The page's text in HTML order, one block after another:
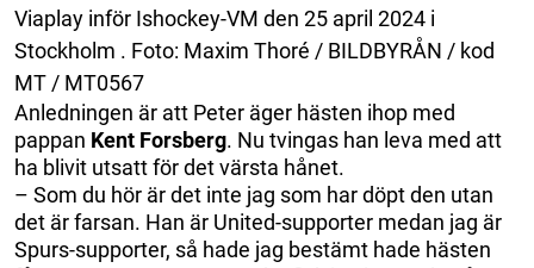
Viaplay inför Ishockey-VM den 25 april 2024 i
Stockholm . Foto: Maxim Thoré / BILDBYRÅN / kod
MT / MT0567
Anledningen är att Peter äger hästen ihop med
pappan Kent Forsberg. Nu tvingas han leva med att
ha blivit utsatt för det värsta hånet.
– Som du hör är det inte jag som har döpt den utan
det är farsan. Han är United-supporter medan jag är
Spurs-supporter, så hade jag bestämt hade hästen